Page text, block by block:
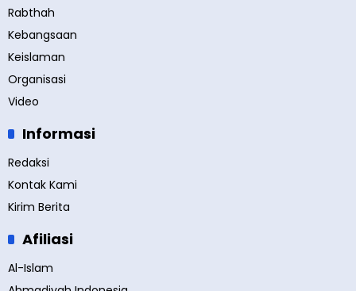
Rabthah
Kebangsaan
Keislaman
Organisasi
Video
Informasi
Redaksi
Kontak Kami
Kirim Berita
Afiliasi
Al-Islam